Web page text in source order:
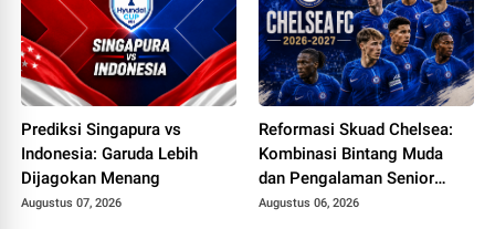
Prediksi Singapura vs
Indonesia: Garuda Lebih
Dijagokan Menang
Augustus 07, 2026
Reformasi Skuad Chelsea:
Kombinasi Bintang Muda
dan Pengalaman Senior
Menjelang Musim
Augustus 06, 2026